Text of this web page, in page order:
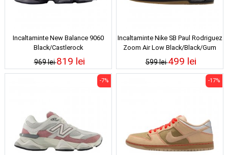
Incaltaminte New Balance 9060
Black/Castlerock
969 lei819 lei
Incaltaminte Nike SB Paul Rodriguez
Zoom Air Low Black/Black/Gum
Light Brown/Black
599 lei499 lei
-7% -17%